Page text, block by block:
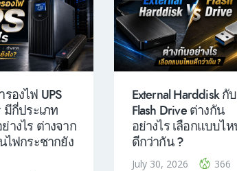
รองไฟ UPS
มีกี่ประเภท
างไร ต่างจาก
ไฟกระชากยัง
External Harddisk กับ
Flash Drive ต่างกัน
อย่างไร เลือกแบบไ
ดีกว่ากัน ?
July 30, 2026 366